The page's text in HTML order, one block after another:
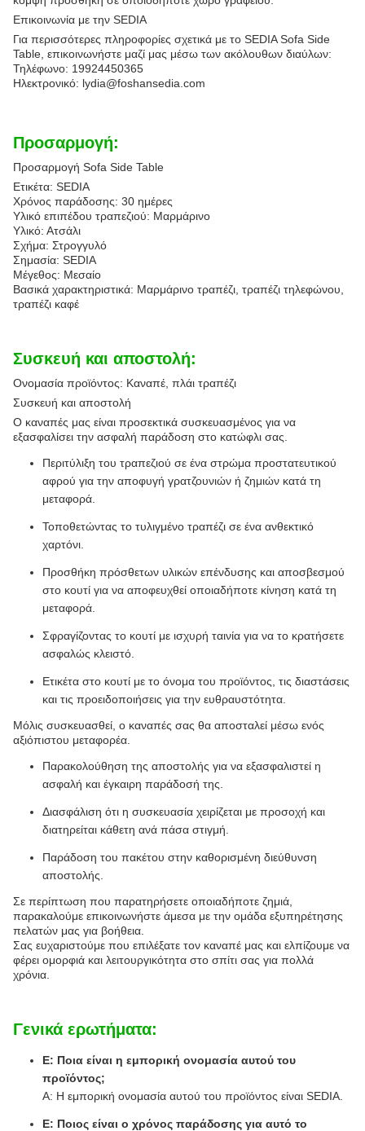
Επικοινωνία με την SEDIA
Για περισσότερες πληροφορίες σχετικά με το SEDIA Sofa Side
Table, επικοινωνήστε μαζί μας μέσω των ακόλουθων διαύλων:
Τηλέφωνο: 19924450365
Ηλεκτρονικό: lydia@foshansedia.com
Προσαρμογή:
Προσαρμογή Sofa Side Table
Ετικέτα: SEDIA
Χρόνος παράδοσης: 30 ημέρες
Υλικό επιπέδου τραπεζιού: Μαρμάρινο
Υλικό: Ατσάλι
Σχήμα: Στρογγυλό
Σημασία: SEDIA
Μέγεθος: Μεσαίο
Βασικά χαρακτηριστικά: Μαρμάρινο τραπέζι, τραπέζι τηλεφώνου,
τραπέζι καφέ
Συσκευή και αποστολή:
Ονομασία προϊόντος: Καναπέ, πλάι τραπέζι
Συσκευή και αποστολή
Ο καναπές μας είναι προσεκτικά συσκευασμένος για να
εξασφαλίσει την ασφαλή παράδοση στο κατώφλι σας.
Περιτύλιξη του τραπεζιού σε ένα στρώμα προστατευτικού
αφρού για την αποφυγή γρατζουνιών ή ζημιών κατά τη
μεταφορά.
Τοποθετώντας το τυλιγμένο τραπέζι σε ένα ανθεκτικό
χαρτόνι.
Προσθήκη πρόσθετων υλικών επένδυσης και αποσβεσμού
στο κουτί για να αποφευχθεί οποιαδήποτε κίνηση κατά τη
μεταφορά.
Σφραγίζοντας το κουτί με ισχυρή ταινία για να το κρατήσετε
ασφαλώς κλειστό.
Ετικέτα στο κουτί με το όνομα του προϊόντος, τις διαστάσεις
και τις προειδοποιήσεις για την ευθραυστότητα.
Μόλις συσκευασθεί, ο καναπές σας θα αποσταλεί μέσω ενός
αξιόπιστου μεταφορέα.
Παρακολούθηση της αποστολής για να εξασφαλιστεί η
ασφαλή και έγκαιρη παράδοσή της.
Διασφάλιση ότι η συσκευασία χειρίζεται με προσοχή και
διατηρείται κάθετη ανά πάσα στιγμή.
Παράδοση του πακέτου στην καθορισμένη διεύθυνση
αποστολής.
Σε περίπτωση που παρατηρήσετε οποιαδήποτε ζημιά,
παρακαλούμε επικοινωνήστε άμεσα με την ομάδα εξυπηρέτησης
πελατών μας για βοήθεια.
Σας ευχαριστούμε που επιλέξατε τον καναπέ μας και ελπίζουμε να
φέρει ομορφιά και λειτουργικότητα στο σπίτι σας για πολλά
χρόνια.
Γενικά ερωτήματα:
Ε: Ποια είναι η εμπορική ονομασία αυτού του
προϊόντος;
Α: Η εμπορική ονομασία αυτού του προϊόντος είναι SEDIA.
Ε: Ποιος είναι ο χρόνος παράδοσης για αυτό το